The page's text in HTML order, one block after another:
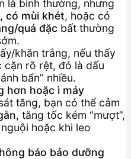
là bình thường, nhưng
có mùi khét, hoặc có
quá đặc bất thường
khăn trắng, nếu thấy
cặn rõ rệt, đó là dấu
bẩn” nhiều.
hơn hoặc ì máy
tăng, bạn có thể cảm
, tăng tốc kém “mượt”,
hoặc khi leo
báo bảo dưỡng